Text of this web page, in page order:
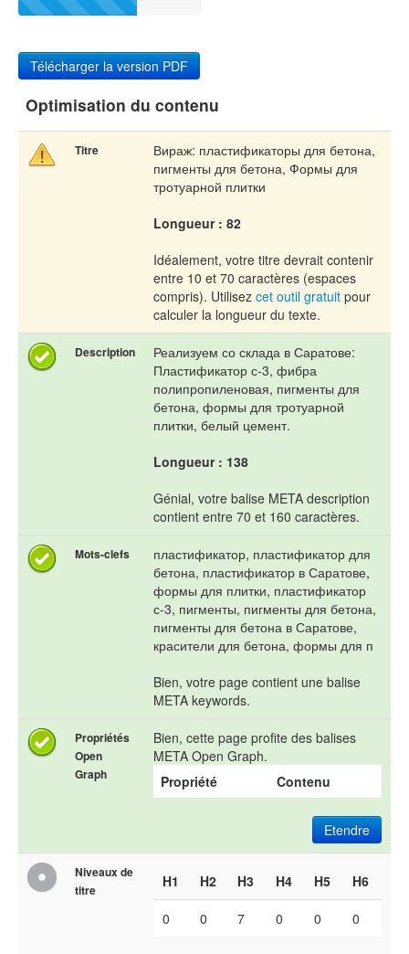
Télécharger la version PDF
Optimisation du contenu
Titre
Вираж: пластификаторы для бетона,
пигменты для бетона, Формы для
тротуарной плитки
Longueur : 82
Idéalement, votre titre devrait contenir
entre 10 et 70 caractères (espaces
compris). Utilisez cet outil gratuit pour
calculer la longueur du texte.
Description
Реализуем со склада в Саратове:
Пластификатор с-3, фибра
полипропиленовая, пигменты для
бетона, формы для тротуарной
плитки, белый цемент.
Longueur : 138
Génial, votre balise META description
contient entre 70 et 160 caractères.
Mots-clefs
пластификатор, пластификатор для
бетона, пластификатор в Саратове,
формы для плитки, пластификатор
с-3, пигменты, пигменты для бетона,
пигменты для бетона в Саратове,
красители для бетона, формы для п
Bien, votre page contient une balise
META keywords.
Propriétés
Open
Graph
Bien, cette page profite des balises
META Open Graph.
Propriété
Contenu
Etendre
Niveaux de
titre
H1 H2 H3 H4 H5 H6
0 0 7 0 0 0